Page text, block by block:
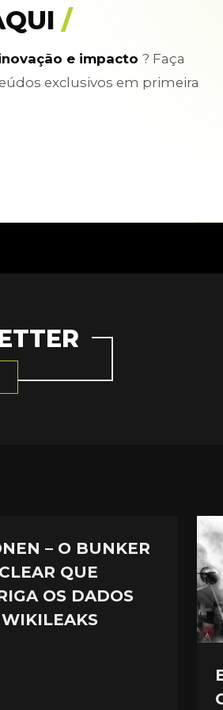
/
e impacto ? Faça
exclusivos em primeira
– O BUNKER
QUE
OS DADOS